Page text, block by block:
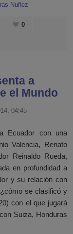
Nuñez
0
a
el Mundo
04:45
Ecuador con una
Valencia, Renato
Reinaldo Rueda,
en profundidad a
y su relación con
se clasificó y
con el que jugará
Suiza, Honduras